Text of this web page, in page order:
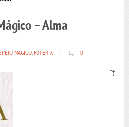
– Alma
MAGICO,FOTERIX 0